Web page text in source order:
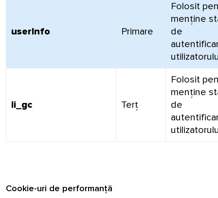
userInfo Primare
Folosit
menține
de
li_gc Terț
Folosit
menține
de
Cookie-uri de performanță